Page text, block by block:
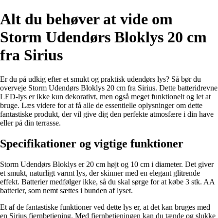
Alt du behøver at vide om
Storm Udendørs Bloklys 20 cm
fra Sirius
Er du på udkig efter et smukt og praktisk udendørs lys? Så bør du
overveje Storm Udendørs Bloklys 20 cm fra Sirius. Dette batteridrevne
LED-lys er ikke kun dekorativt, men også meget funktionelt og let at
bruge. Læs videre for at få alle de essentielle oplysninger om dette
fantastiske produkt, der vil give dig den perfekte atmosfære i din have
eller på din terrasse.
Specifikationer og vigtige funktioner
Storm Udendørs Bloklys er 20 cm højt og 10 cm i diameter. Det giver
et smukt, naturligt varmt lys, der skinner med en elegant glitrende
effekt. Batterier medfølger ikke, så du skal sørge for at købe 3 stk. AA
batterier, som nemt sættes i bunden af lyset.
Et af de fantastiske funktioner ved dette lys er, at det kan bruges med
en Sirius fjernbetjening. Med fjernbetjeningen kan du tænde og slukke